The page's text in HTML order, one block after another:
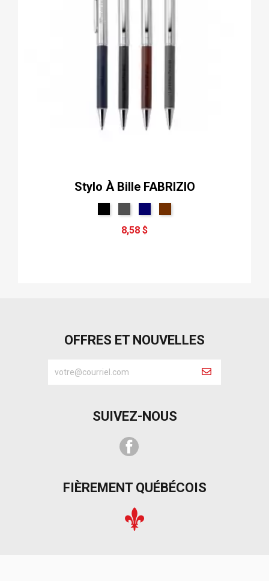
Stylo À Bille FABRIZIO
8,58 $
OFFRES ET NOUVELLES
SUIVEZ-NOUS
Facebook
FIÈREMENT QUÉBÉCOIS